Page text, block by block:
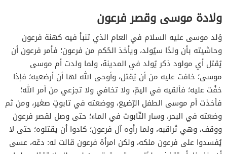
ولادة موسى وقصر فرعون
وُلد موسى عليه السلام في العام الذي تنبأ فيه كهنة فرعون
وحاشيته بأن ولدًا سيُولد، ويأخذ الحُكم من فرعون؛ فأمر فرعون أن
يُقتل أي مولود ذكر يُولد في المدينة، ولما ولدت أم موسى
موسى؛ خافت عليه من أن يُقتل، وأوحى الله لها أن أرضعيه؛ فإذا
خفْت عليه؛ فألقيه في اليمّ، ولا تخافي ولا تجزعي من أمر الله؛
فأخذت أم موسى الطفل الرّضيع، ووضعته في تابوتٍ صغير، ومن ثم
وضعته في البحر، وسار التّابوت في الماء؛ حتى وصل لقصر فرعون
ووقف، وهي تُراقبه، ولما رأوه آل فرعون؛ كادوا أن يقتلوه؛ حتى لا
يُفسدوا على فرعون ملكه، ولكن امرأة فرعون قالت له: دعْه، عسى